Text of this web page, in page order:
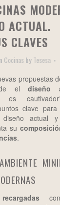
ACTUAL.
CLAVES
Cocinas byTesesa
propuestas
eldiseño
es
clave para
actual y
su
.